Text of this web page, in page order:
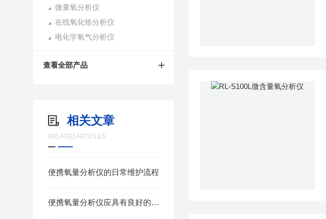
微量氧分析仪
在线氧化锆分析仪
电化学氧气分析仪
查看全部产品
相关文章
RELATED ARTICLES
便携氧量分析仪的日常维护流程
便携氧量分析仪应具有良好的环境适应性